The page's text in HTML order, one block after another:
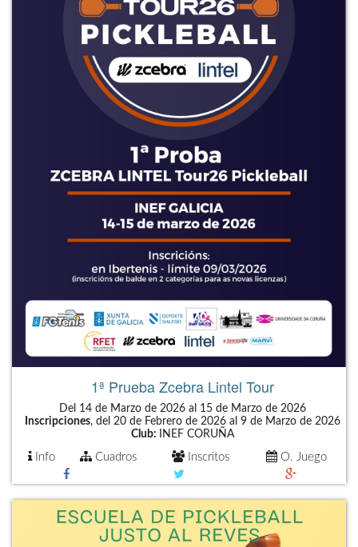
1ª Prueba Zcebra Lintel Tour
Del 14 de Marzo de 2026 al 15 de Marzo de 2026
Inscripciones, del 20 de Febrero de 2026 al 9 de Marzo de 2026
Club:
INEF CORUÑA
Info Cuadros Inscritos O. Juego